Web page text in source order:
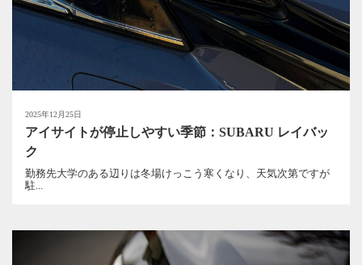
2025年12月25日
アイサイトが停止しやすい季節：SUBARU レイバッ
ク
勤務先大学のある辺りは冬場けっこう寒くなり、天気次第ですが
駐...